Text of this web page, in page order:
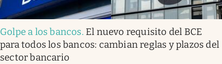
Golpe a los bancos. El nuevo requisito del BCE
para todos los bancos: cambian reglas y plazos del
sector bancario